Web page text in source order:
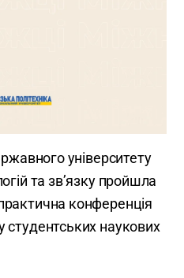
університету
та зв’язку пройшла
конференція
наукових